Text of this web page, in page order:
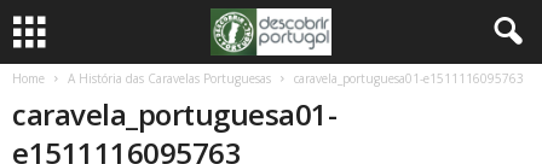
Home A História das Caravelas Portuguesas caravela_portuguesa01-e1511116095763
caravela_portuguesa01-
e1511116095763